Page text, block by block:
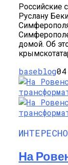
Российские
Руслану
домой. Об
baseblog
На